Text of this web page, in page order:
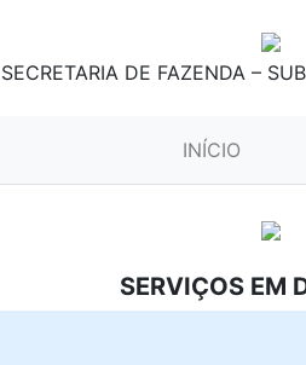
SECRETARIA DE FAZENDA –
INÍCIO
SERVIÇOS EM